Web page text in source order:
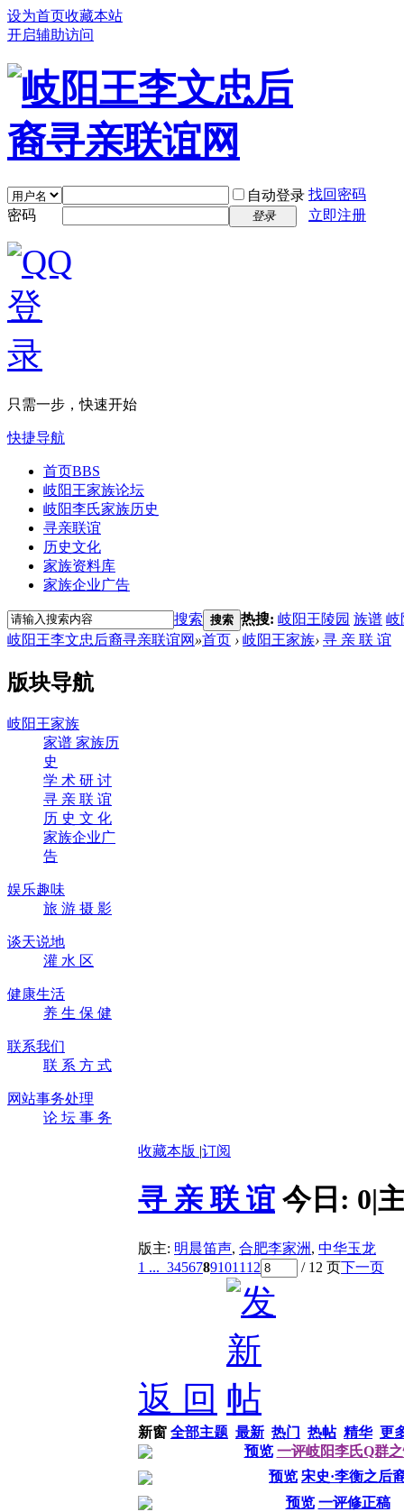
设为首页收藏本站
开启辅助访问
自动登录 找回密码
密码
登录 立即注册
只需一步，快速开始
快捷导航
首页BBS
岐阳王家族论坛
岐阳李氏家族历史
寻亲联谊
历史文化
家族资料库
家族企业广告
搜索 搜索 热搜: 岐阳王陵园 族谱 岐
岐阳王李文忠后裔寻亲联谊网 »首页 › 岐阳王家族› 寻 亲 联 谊
版块导航
岐阳王家族
家谱 家族历
史
学 术 研 讨
寻 亲 联 谊
历 史 文 化
家族企业广
告
娱乐趣味
旅 游 摄 影
谈天说地
灌 水 区
健康生活
养 生 保 健
联系我们
联 系 方 式
网站事务处理
论 坛 事 务
收藏本版 |订阅
寻 亲 联 谊 今日: 0|
版主: 明晨笛声, 合肥李家洲 , 中华玉龙
1 ... 34567891011 12 / 12 页下一页
返 回
新窗 全部主题 最新 热门 热帖 精华 更
预览 一评岐阳李氏Q群
预览 宋史·李衡之后
预览 一评修正稿